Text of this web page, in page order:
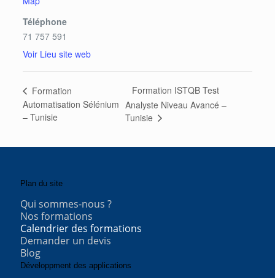
Téléphone
71 757 591
Voir Lieu site web
Formation
Automatisation Sélénium
– Tunisie
Formation ISTQB Test
Analyste Niveau Avancé –
Tunisie
Plan du site
Qui sommes-nous ?
Nos formations
Calendrier des formations
Demander un devis
Blog
Développment des applications